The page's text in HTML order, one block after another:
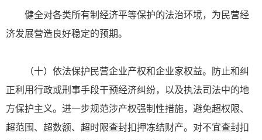
健全对各类所有制经济平等保护的法治环境，为民营经
济发展营造良好稳定的预期。
（十）依法保护民营企业产权和企业家权益。防止和纠
正利用行政或刑事手段干预经济纠纷，以及执法司法中的地
方保护主义。进一步规范涉产权强制性措施，避免超权限、
超范围、超数额、超时限查封扣押冻结财产。对不宜查封扣